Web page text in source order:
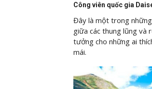
Công viên quốc gia
Đây là một trong
giữa các thung lũng và
tưởng cho những ai
mái.